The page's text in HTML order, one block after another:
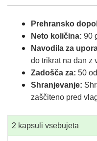
Prehransko
Neto količina: 90
Navodila za
do trikrat na dan z
Zadošča za: 50
Shranjevanje:
zaščiteno pred
2 kapsuli vsebujeta